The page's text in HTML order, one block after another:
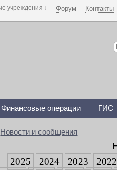
Форум Контакты
Финансовые операции ГИС
Новости и сообщения
2025 2024 2023 2022